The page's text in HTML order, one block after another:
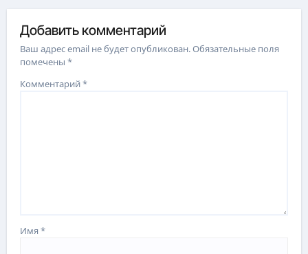
Добавить комментарий
Ваш адрес email не будет опубликован.Обязательные поля
помечены*
Комментарий*
Имя*